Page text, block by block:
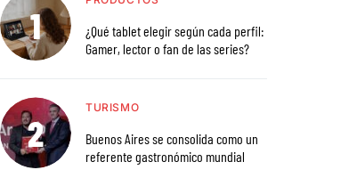
¿Qué tablet elegir según cada perfil:
Gamer, lector o fan de las series?
TURISMO
Buenos Aires se consolida como un
referente gastronómico mundial